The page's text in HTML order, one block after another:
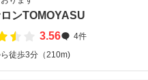
ンTOMOYASU
3.56
4件
徒歩3分（210m)